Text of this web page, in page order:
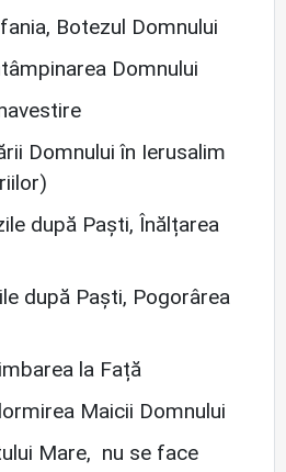
Botezul Domnului
Domnului
Domnului în Ierusalim
după Paști, Înălțarea
după Paști, Pogorârea
la Față
Maicii Domnului
Mare, nu se face